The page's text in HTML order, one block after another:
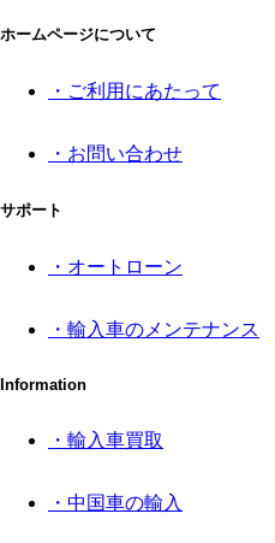
ホームページについて
・ご利用にあたって
・お問い合わせ
サポート
・オートローン
・輸入車のメンテナンス
Information
・輸入車買取
・中国車の輸入